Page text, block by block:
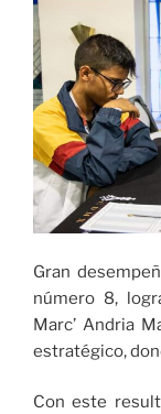
Gran
número 8,
Marc’ Andria
estratégico,
Con este